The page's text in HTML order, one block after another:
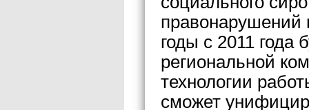
правонарушений
годы с 2011 года
региональной
технологии
сможет